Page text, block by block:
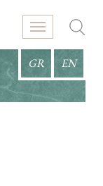
GR EN